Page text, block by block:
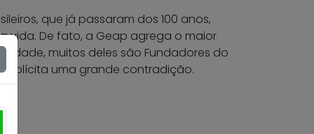
que já passaram dos 100 anos,
vida. De fato, a Geap agrega o maior
idade, muitos deles são Fundadores do
uma grande contradição.